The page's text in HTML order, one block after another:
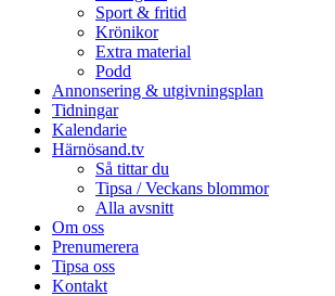
Sport & fritid
Krönikor
Extra material
Podd
Annonsering & utgivningsplan
Tidningar
Kalendarie
Härnösand.tv
Så tittar du
Tipsa / Veckans blommor
Alla avsnitt
Om oss
Prenumerera
Tipsa oss
Kontakt